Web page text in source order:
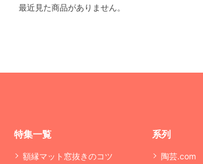
最近見た商品がありません。
特集一覧
額縁マット窓抜きのコツ
系列
陶芸.com